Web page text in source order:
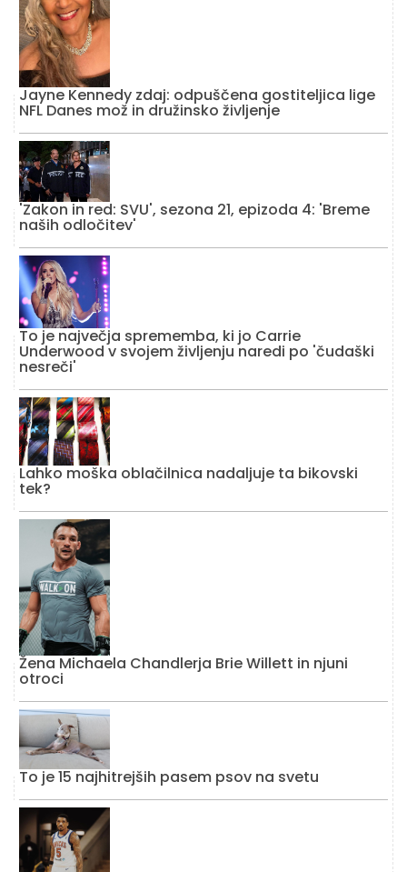
Jayne Kennedy zdaj: odpuščena gostiteljica lige
NFL Danes mož in družinsko življenje
'Zakon in red: SVU', sezona 21, epizoda 4: 'Breme
naših odločitev'
To je največja sprememba, ki jo Carrie
Underwood v svojem življenju naredi po 'čudaški
nesreči'
Lahko moška oblačilnica nadaljuje ta bikovski
tek?
Žena Michaela Chandlerja Brie Willett in njuni
otroci
To je 15 najhitrejših pasem psov na svetu